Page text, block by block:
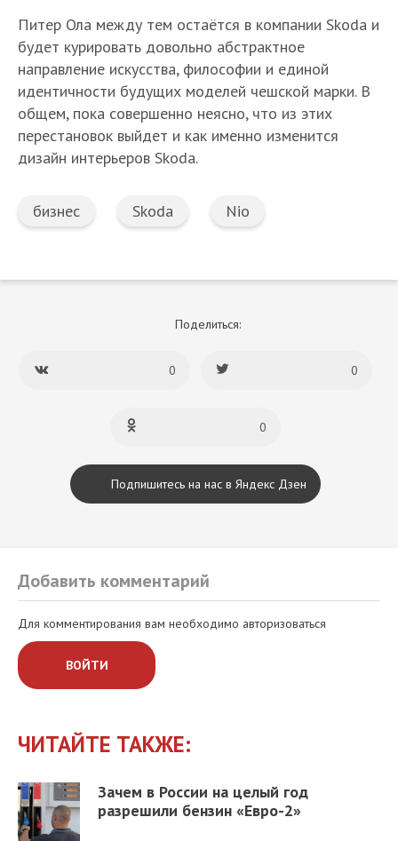
Питер Ола между тем остаётся в компании Skoda и
будет курировать довольно абстрактное
направление искусства, философии и единой
идентичности будущих моделей чешской марки. В
общем, пока совершенно неясно, что из этих
перестановок выйдет и как именно изменится
дизайн интерьеров Skoda.
бизнес Skoda Nio
Поделиться:
0 0
0
Подпишитесь на нас в Яндекс Дзен
Добавить комментарий
Для комментирования вам необходимо авторизоваться
ВОЙТИ
ЧИТАЙТЕ ТАКЖЕ:
Зачем в России на целый год
разрешили бензин «Евро-2»